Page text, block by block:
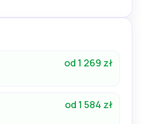
od 1 269 zł
od 1 584 zł